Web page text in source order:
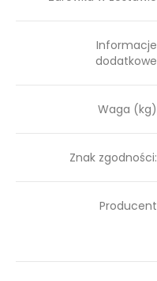
Informacje
dodatkowe
Waga (kg)
Znak zgodności:
Producent